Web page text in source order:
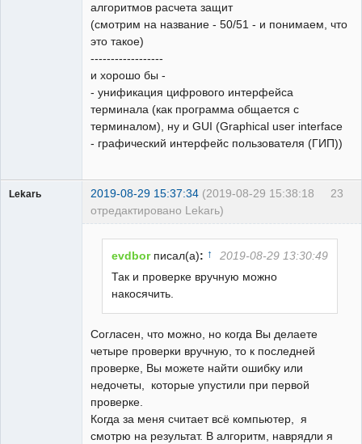
алгоритмов расчета защит
(смотрим на название - 50/51 - и понимаем, что
это такое)
------------------
и хорошо бы -
- унификация цифрового интерфейса
терминала (как программа общается с
терминалом), ну и GUI (Graphical user interface
- графический интерфейс пользователя (ГИП))
23
Lekarь 2019-08-29 15:37:34 (2019-08-29 15:38:18
отредактировано Lekarь)
evdbor писал(а): ↑
2019-08-29 13:30:49
Так и проверке вручную можно
накосячить.
Согласен, что можно, но когда Вы делаете
четыре проверки вручную, то к последней
проверке, Вы можете найти ошибку или
недочеты, которые упустили при первой
проверке.
Когда за меня считает всё компьютер, я
смотрю на результат. В алгоритм, наврядли я